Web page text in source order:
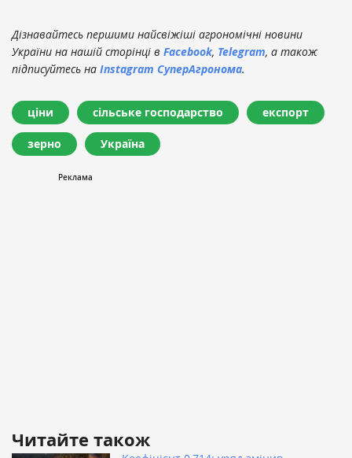
Дізнавайтесь першими найсвіжіші агрономічні новини
України на нашій сторінці в Facebook, Telegram, а також
підписуйтесь на Instagram СуперАгронома.
ціни сільське господарство експорт
зерно Україна
Читайте також